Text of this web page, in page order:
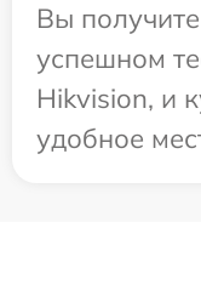
Вы
успешном
Hikvision, и
удобное